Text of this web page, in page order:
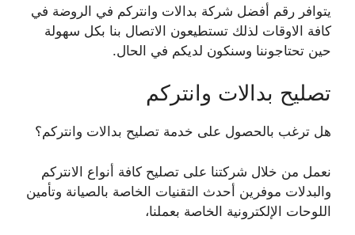
يتوافر رقم أفضل شركة بدالات وانتركم في الروضة في
كافة الاوقات لذلك تستطيعون الاتصال بنا بكل سهولة
حين تحتاجوننا وسنكون لديكم في الحال.
تصليح بدالات وانتركم
هل ترغب بالحصول على خدمة تصليح بدالات وانتركم؟
نعمل من خلال شركتنا على تصليح كافة أنواع الانتركم
والبدلات موفرين أحدث التقنيات الخاصة بالصيانة وتأمين
اللوحات الإلكترونية الخاصة بعملنا،